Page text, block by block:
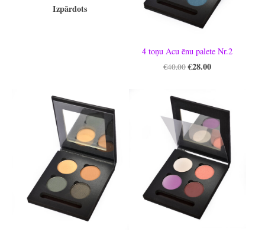
Izpārdots
4 toņu Acu ēnu palete Nr.2
€40.00 €28.00